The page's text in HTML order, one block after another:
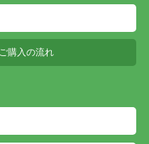
ご購入の流れ